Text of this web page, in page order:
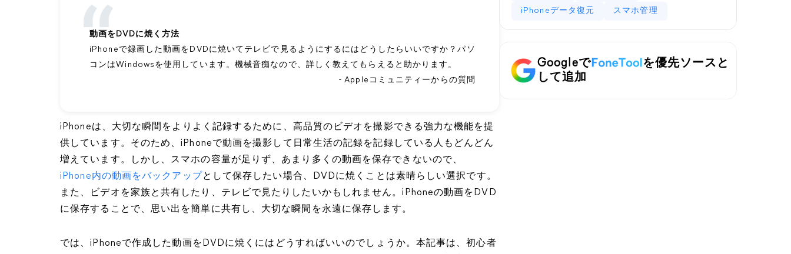
動画をDVDに焼く方法
iPhoneで録画した動画をDVDに焼いてテレビで見るようにするにはどうしたらいいですか？パソ
コンはWindowsを使用しています。機械音痴なので、詳しく教えてもらえると助かります。
- Appleコミュニティーからの質問
iPhoneは、大切な瞬間をよりよく記録するために、高品質のビデオを撮影できる強力な機能を提
供しています。そのため、iPhoneで動画を撮影して日常生活の記録を記録している人もどんどん
増えています。しかし、スマホの容量が足りず、あまり多くの動画を保存できないので、
iPhone内の動画をバックアップ として保存したい場合、DVDに焼くことは素晴らしい選択です。
また、ビデオを家族と共有したり、テレビで見たりしたいかもしれません。iPhoneの動画をDVD
に保存することで、思い出を簡単に共有し、大切な瞬間を永遠に保存します。
では、iPhoneで作成した動画をDVDに焼くにはどうすればいいのでしょうか。本記事は、初心者
iPhoneデータ復元 スマホ管理
Googleで
を優先ソースと
して追加